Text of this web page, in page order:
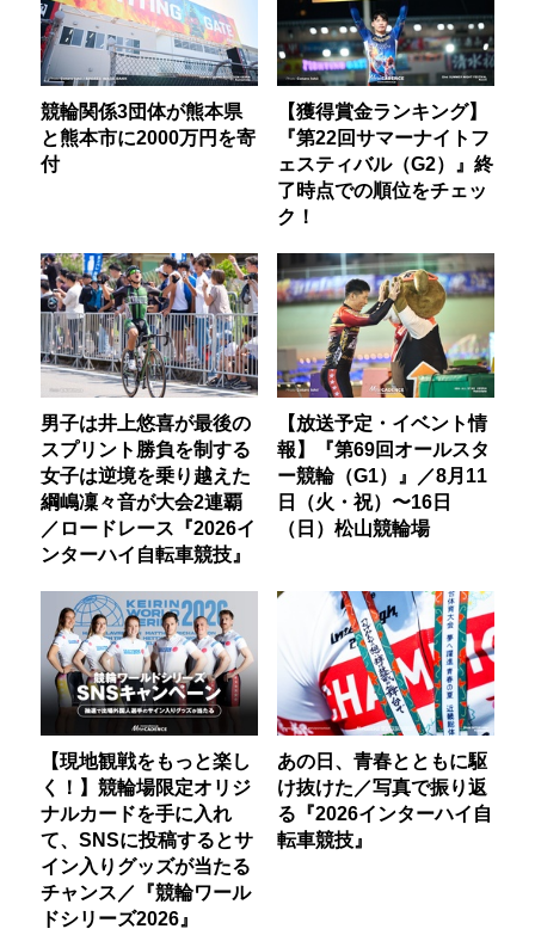
競輪関係3団体が熊本県
と熊本市に2000万円を寄
付
【獲得賞金ランキング】
『第22回サマーナイトフ
ェスティバル（G2）』終
了時点での順位をチェッ
ク！
男子は井上悠喜が最後の
スプリント勝負を制する
女子は逆境を乗り越えた
綱嶋凜々音が大会2連覇
／ロードレース『2026イ
ンターハイ自転車競技』
【放送予定・イベント情
報】『第69回オールスタ
ー競輪（G1）』／8月11
日（火・祝）〜16日
（日）松山競輪場
【現地観戦をもっと楽し
く！】競輪場限定オリジ
ナルカードを手に入れ
て、SNSに投稿するとサ
イン入りグッズが当たる
チャンス／『競輪ワール
ドシリーズ2026』
あの日、青春とともに駆
け抜けた／写真で振り返
る『2026インターハイ自
転車競技』